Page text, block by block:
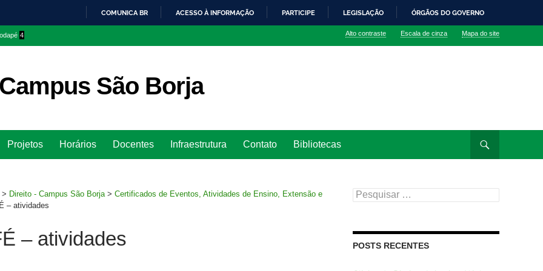
O
COMUNICA BR ACESSO À INFORMAÇÃO PARTICIPE LEGISLAÇÃO ÓRGÃOS DO GOVERNO
4 Alto contraste Escala de cinza Mapa do site
São Borja
para
Projetos Horários Docentes Infraestrutura Contato Bibliotecas
> Direito - Campus São Borja > Certificados de Eventos, Atividades de Ensino, Extensão e
– atividades
– atividades
Pesquisar
por:
POSTS RECENTES